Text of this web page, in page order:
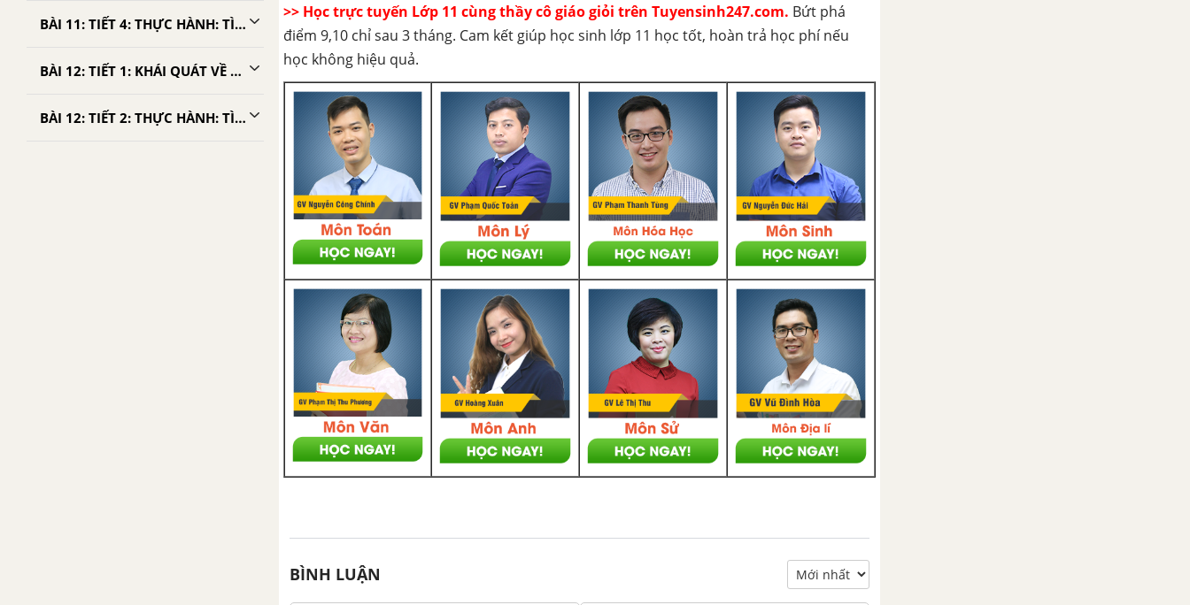
BÀI 11: TIẾT 4: THỰC HÀNH: TÌM HIỂU VỀ HOẠT ĐỘNG KINH TẾ ĐỐI NGOẠI CỦA ĐÔNG NAM Á - TẬP BẢN ĐỒ ĐỊA LÍ 11
BÀI 12: TIẾT 1: KHÁI QUÁT VỀ Ô-XTRÂY-LI-A - TẬP BẢN ĐỒ ĐỊA LÍ 11
BÀI 12: TIẾT 2: THỰC HÀNH: TÌM HIỂU VỀ DÂN CƯ Ô-XTRÂY-LI-A - TẬP BẢN ĐỒ ĐỊA LÍ 11
>> Học trực tuyến Lớp 11 cùng thầy cô giáo giỏi trên Tuyensinh247.com. Bứt phá
điểm 9,10 chỉ sau 3 tháng. Cam kết giúp học sinh lớp 11 học tốt, hoàn trả học phí nếu
học không hiệu quả.
BÌNH LUẬN